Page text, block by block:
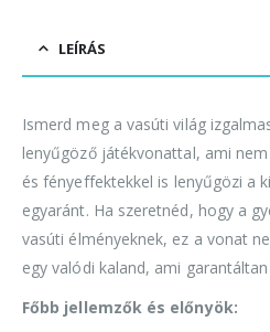
LEÍRÁS
Ismerd meg a vasúti világ
lenyűgöző játékvonattal, ami
és fényeffektekkel is lenyűgözi a
egyaránt. Ha szeretnéd, hogy a
vasúti élményeknek, ez a vonat
egy valódi kaland, ami
Főbb jellemzők és előnyök: